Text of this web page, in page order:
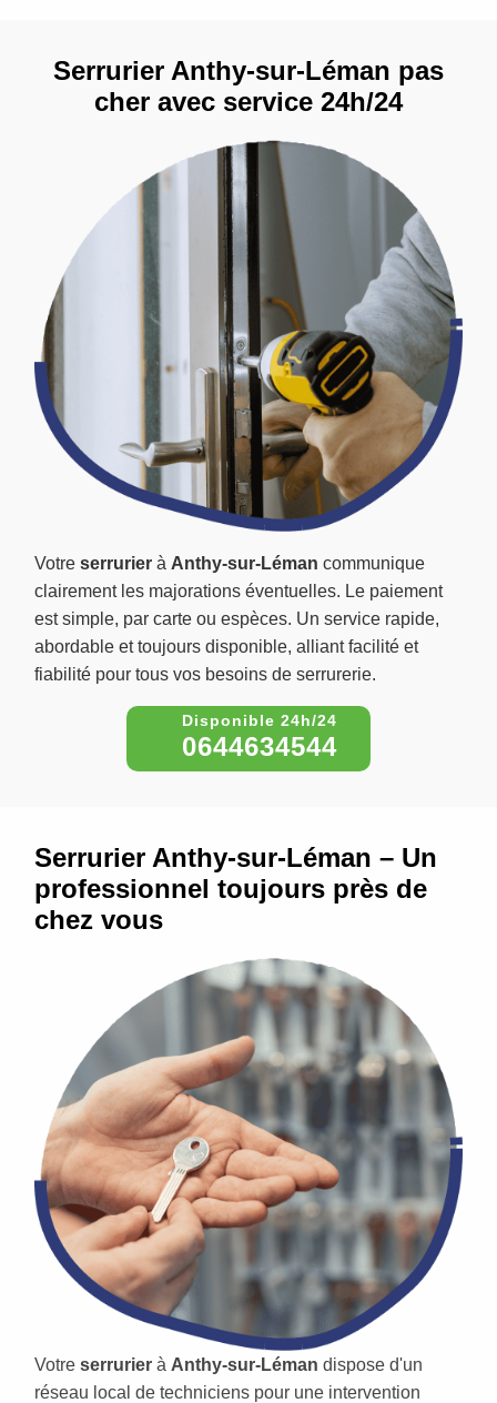
Votre serrurier à Anthy-sur-Léman communique
clairement les majorations éventuelles. Le paiement
est simple, par carte ou espèces. Un service rapide,
abordable et toujours disponible, alliant facilité et
fiabilité pour tous vos besoins de serrurerie.
0644634544
Serrurier Anthy-sur-Léman pas
cher avec service 24h/24
Serrurier Anthy-sur-Léman – Un
professionnel toujours près de
chez vous
Votre serrurier à Anthy-sur-Léman dispose d'un
réseau local de techniciens pour une intervention